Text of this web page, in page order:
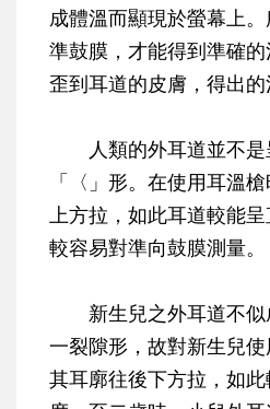
成體溫而顯現於螢幕上
準鼓膜，才能得到準確
歪到耳道的皮膚，得出的
人類的外耳道並不是
「〈」形。在使用耳溫
上方拉，如此耳道較能
較容易對準向鼓膜測量。
新生兒之外耳道不似
一裂隙形，故對新生兒
其耳廓往後下方拉，如